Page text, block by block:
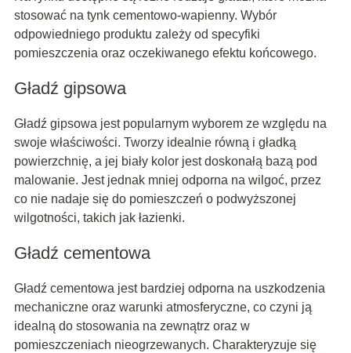
stosować na tynk cementowo-wapienny. Wybór
odpowiedniego produktu zależy od specyfiki
pomieszczenia oraz oczekiwanego efektu końcowego.
Gładź gipsowa
Gładź gipsowa jest popularnym wyborem ze względu na
swoje właściwości. Tworzy idealnie równą i gładką
powierzchnię, a jej biały kolor jest doskonałą bazą pod
malowanie. Jest jednak mniej odporna na wilgoć, przez
co nie nadaje się do pomieszczeń o podwyższonej
wilgotności, takich jak łazienki.
Gładź cementowa
Gładź cementowa jest bardziej odporna na uszkodzenia
mechaniczne oraz warunki atmosferyczne, co czyni ją
idealną do stosowania na zewnątrz oraz w
pomieszczeniach nieogrzewanych. Charakteryzuje się